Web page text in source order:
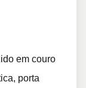
em couro
porta